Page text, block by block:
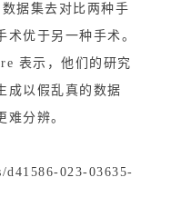
据集去对比两种手
优于另一种手术。
表示，他们的研究
成以假乱真的数据
难分辨。
023-03635-